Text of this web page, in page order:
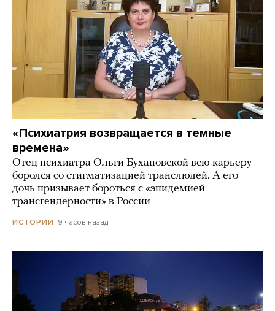
«Психиатрия возвращается в темные
времена»
Отец психиатра Ольги Бухановской всю карьеру
боролся со стигматизацией транслюдей. А его
дочь призывает бороться с «эпидемией
трансгендерности» в России
ИСТОРИИ 9 часов назад